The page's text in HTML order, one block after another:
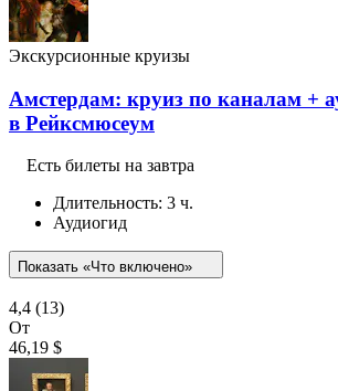
Экскурсионные круизы
Амстердам: круиз по каналам +
в Рейксмюсеум
Есть билеты на завтра
Длительность: 3 ч.
Аудиогид
Показать «Что включено»
4,4 (13)
От
46,19 $